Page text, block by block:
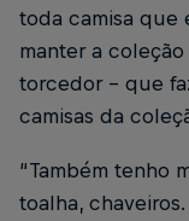
toda camisa que
manter a
torcedor – que
camisas da
“Também tenho
toalha,